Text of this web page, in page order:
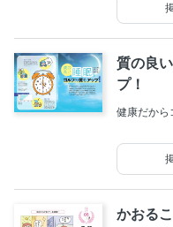
質の良
プ！
健康だから
かおる